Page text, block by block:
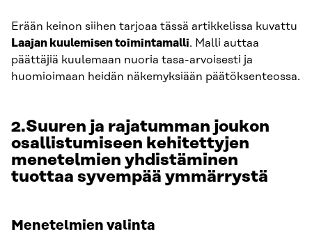
Erään keinon siihen tarjoaa tässä artikkelissa kuvattu
Laajan kuulemisen toimintamalli. Malli auttaa
päättäjiä kuulemaan nuoria tasa-arvoisesti ja
huomioimaan heidän näkemyksiään päätöksenteossa.
2.Suuren ja rajatumman joukon
osallistumiseen kehitettyjen
menetelmien yhdistäminen
tuottaa syvempää ymmärrystä
Menetelmien valinta